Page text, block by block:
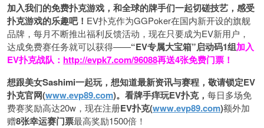
加入我们的免费扑克游戏，和全球的牌手们一起切磋技艺，感受
扑克游戏的乐趣吧！ EV扑克作为GGPoker在国内新开设的旗舰
品牌，每月不断推出福利反馈活动，现在只要成为EV新用户，
达成免费赛任务就可以获得——“EV专属大宝箱”启动码1组加入
EV扑克战队： http://evpk7.com/96088再送4张免费门票！
想跟美女Sashimi一起玩， 想知道最新资讯与赛程， 敬请锁定EV
扑克官网(www.evp89.com)。 看牌手痒玩EV扑克， 每日多场免
费赛奖励高达20w，现在注册EV扑克(www.evp89.com)额外加
赠8张幸运赛门票最高奖励1500倍！